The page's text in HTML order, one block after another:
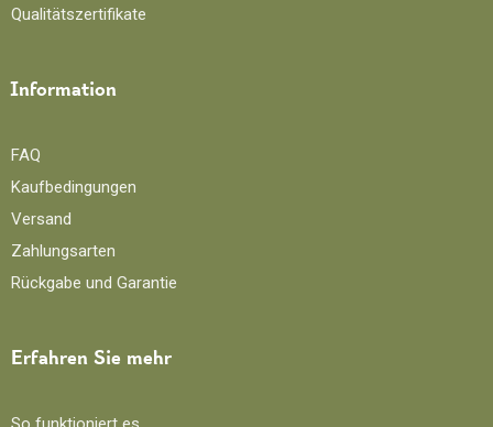
Qualitätszertifikate
Information
FAQ
Kaufbedingungen
Versand
Zahlungsarten
Rückgabe und Garantie
Erfahren Sie mehr